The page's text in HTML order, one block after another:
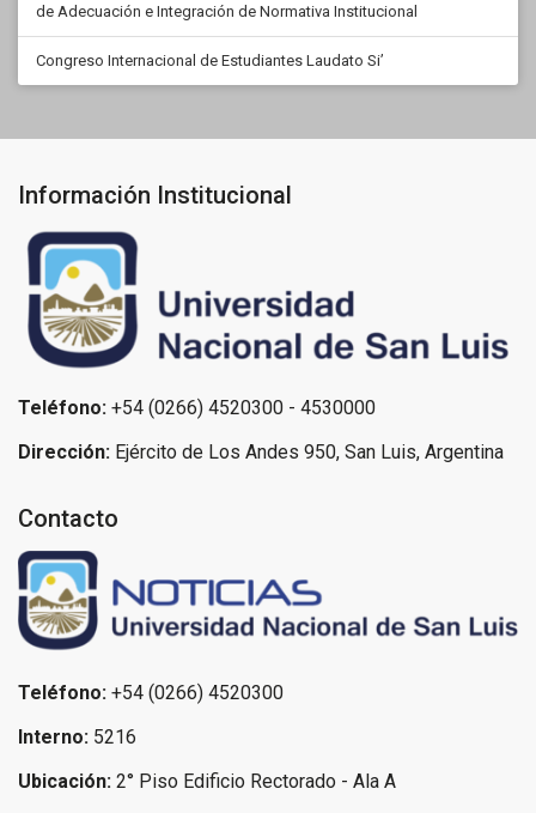
de Adecuación e Integración de Normativa Institucional
Congreso Internacional de Estudiantes Laudato Si’
Información Institucional
Teléfono: +54 (0266) 4520300 - 4530000
Dirección: Ejército de Los Andes 950, San Luis, Argentina
Contacto
Teléfono: +54 (0266) 4520300
Interno: 5216
Ubicación: 2° Piso Edificio Rectorado - Ala A